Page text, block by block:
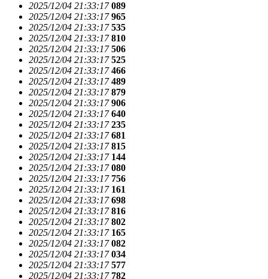
2025/12/04 21:33:17 089
2025/12/04 21:33:17 965
2025/12/04 21:33:17 535
2025/12/04 21:33:17 810
2025/12/04 21:33:17 506
2025/12/04 21:33:17 525
2025/12/04 21:33:17 466
2025/12/04 21:33:17 489
2025/12/04 21:33:17 879
2025/12/04 21:33:17 906
2025/12/04 21:33:17 640
2025/12/04 21:33:17 235
2025/12/04 21:33:17 681
2025/12/04 21:33:17 815
2025/12/04 21:33:17 144
2025/12/04 21:33:17 080
2025/12/04 21:33:17 756
2025/12/04 21:33:17 161
2025/12/04 21:33:17 698
2025/12/04 21:33:17 816
2025/12/04 21:33:17 802
2025/12/04 21:33:17 165
2025/12/04 21:33:17 082
2025/12/04 21:33:17 034
2025/12/04 21:33:17 577
2025/12/04 21:33:17 782